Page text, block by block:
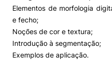
Elementos de morfologia
e fecho;
Noções de cor e textura;
Introdução à segmentação;
Exemplos de aplicação.